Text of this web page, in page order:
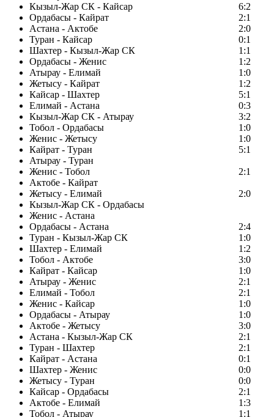
Кызыл-Жар СК - Кайсар
6:2
Ордабасы - Кайрат
2:1
Астана - Актобе
2:0
Туран - Кайсар
0:1
Шахтер - Кызыл-Жар СК
1:1
Ордабасы - Женис
1:2
Атырау - Елимай
1:0
Жетысу - Кайрат
1:2
Кайсар - Шахтер
5:1
Елимай - Астана
0:3
Кызыл-Жар СК - Атырау
3:2
Тобол - Ордабасы
1:0
Женис - Жетысу
1:0
Кайрат - Туран
5:1
Атырау - Туран
Женис - Тобол
2:1
Актобе - Кайрат
Жетысу - Елимай
2:0
Кызыл-Жар СК - Ордабасы
Женис - Астана
Ордабасы - Астана
2:4
Туран - Кызыл-Жар СК
1:0
Шахтер - Елимай
1:2
Тобол - Актобе
3:0
Кайрат - Кайсар
1:0
Атырау - Женис
2:1
Елимай - Тобол
2:1
Женис - Кайсар
1:0
Ордабасы - Атырау
1:0
Актобе - Жетысу
3:0
Астана - Кызыл-Жар СК
2:1
Туран - Шахтер
2:1
Кайрат - Астана
0:1
Шахтер - Женис
0:0
Жетысу - Туран
0:0
Кайсар - Ордабасы
2:1
Актобе - Елимай
1:3
Тобол - Атырау
1:1